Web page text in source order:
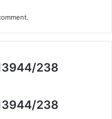
238
238